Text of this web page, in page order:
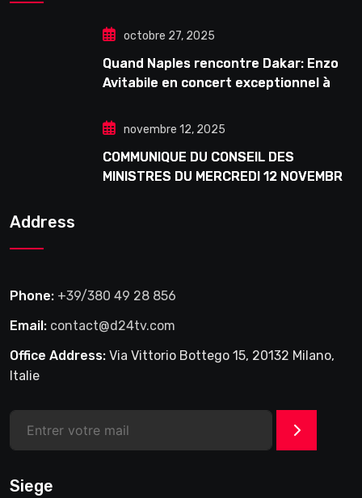
octobre 27, 2025
Quand Naples rencontre Dakar: Enzo
Avitabile en concert exceptionnel à
novembre 12, 2025
COMMUNIQUE DU CONSEIL DES
MINISTRES DU MERCREDI 12 NOVEMBRE
Address
Phone: +39/380 49 28 856
Email: contact@d24tv.com
Office Address: Via Vittorio Bottego 15, 20132 Milano,
Italie
>
Siege